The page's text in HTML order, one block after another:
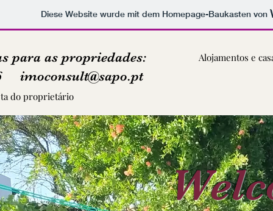
Diese Website wurde mit dem Homepage-Baukasten von
para as propriedades:
imoconsult@sapo.pt
do proprietário
Alojamentos e